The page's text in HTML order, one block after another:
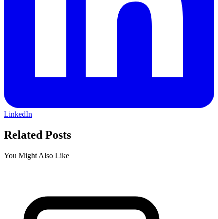
LinkedIn
Related Posts
You Might Also Like